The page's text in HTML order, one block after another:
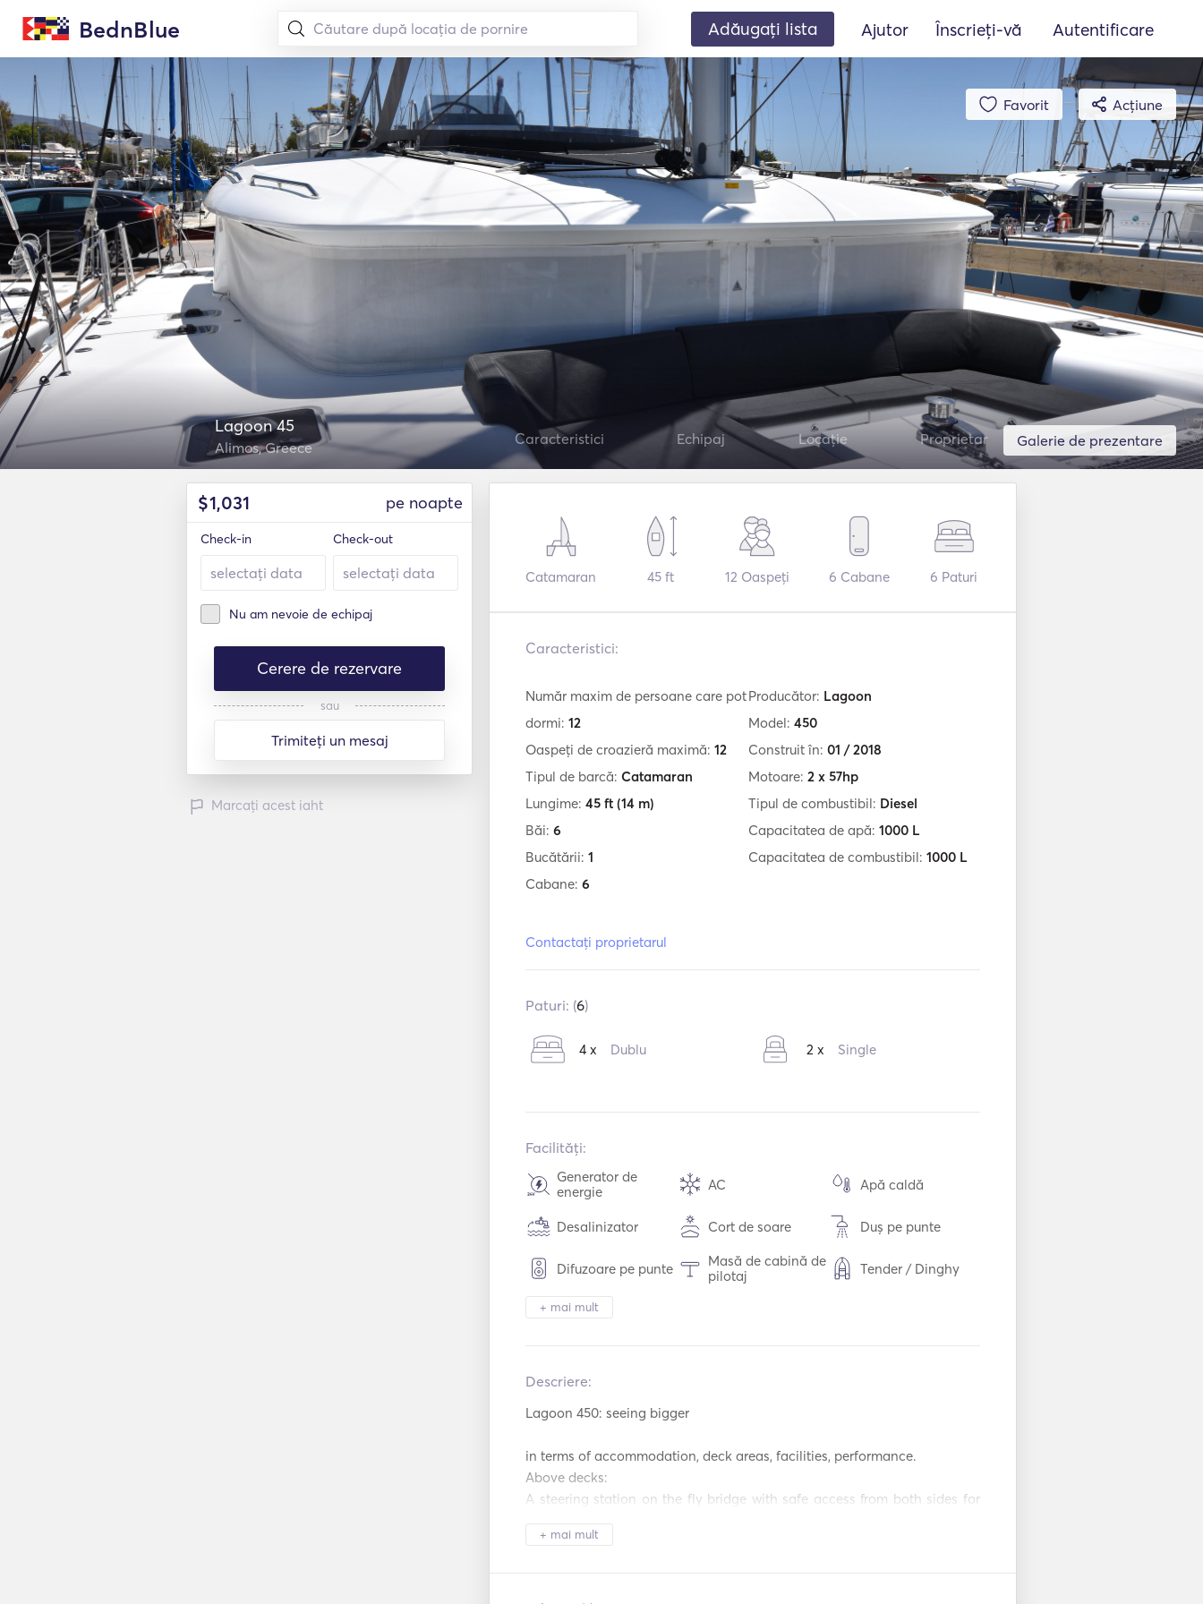
BednBlue Adăugați lista Ajutor Înscrieți-vă Autentificare
Favorit Acțiune
Galerie de prezentare
Lagoon 45
Alimos, Greece Caracteristici Echipaj Locație Proprietar
$1,031 pe noapte
Check-in Check-out
Nu am nevoie de echipaj
Cerere de rezervare
sau
Trimiteți un mesaj
Marcați acest iaht
Catamaran 45 ft 12 Oaspeți 6 Cabane 6 Paturi
Caracteristici:
Număr maxim de persoane care pot
dormi: 12
Oaspeți de croazieră maximă: 12
Tipul de barcă: Catamaran
Lungime: 45 ft (14 m)
Băi: 6
Bucătării: 1
Cabane: 6
Contactați proprietarul
Producător: Lagoon
Model: 450
Construit în: 01 / 2018
Motoare: 2 x 57hp
Tipul de combustibil: Diesel
Capacitatea de apă: 1000 L
Capacitatea de combustibil: 1000 L
Paturi: (6)
4 x Dublu 2 x Single
Facilități:
Generator de
energie
AC Apă caldă
Desalinizator Cort de soare Duș pe punte
Difuzoare pe punte
Masă de cabină de
pilotaj
Tender / Dinghy
Încălzire
Conexiune
auxiliară
+ mai mult
Descriere:
Lagoon 450: seeing bigger
in terms of accommodation, deck areas, facilities, performance.
Above decks:
A steering station on the fly bridge with safe access from both sides for
A spacious cockpit, again ideal for sunbathing, on the same level as the
+ mai mult